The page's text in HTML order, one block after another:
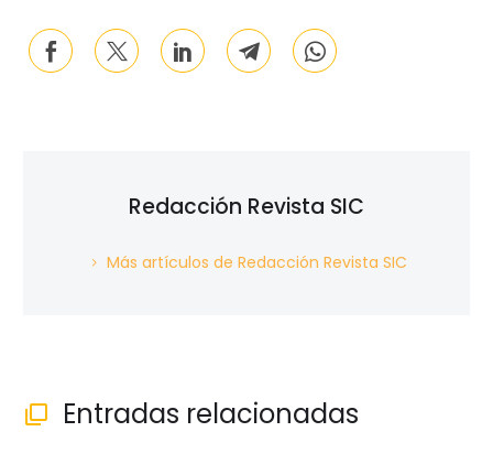
Redacción Revista SIC
Más artículos de Redacción Revista SIC
 Entradas relacionadas